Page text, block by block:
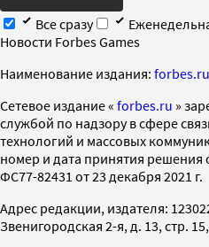
Все сразу
Новости Forbes Games
Наименование издания: forbes.ru
Cетевое издание « forbes.ru »
службой по надзору в сфере
технологий и массовых
номер и дата принятия решения
ФС77-82431 от 23 декабря 2021 г.
Адрес редакции, издателя:
Звенигородская 2-я, д. 13, стр.